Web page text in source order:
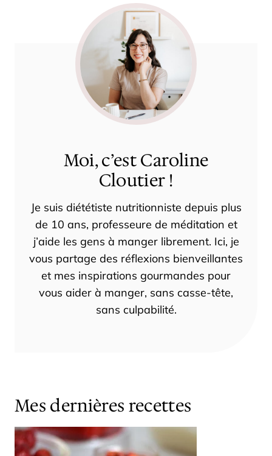
Moi, c’est Caroline
Cloutier !
Je suis diététiste nutritionniste depuis plus
de 10 ans, professeure de méditation et
j’aide les gens à manger librement. Ici, je
vous partage des réflexions bienveillantes
et mes inspirations gourmandes pour
vous aider à manger, sans casse-tête,
sans culpabilité.
Mes dernières recettes